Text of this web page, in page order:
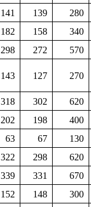
141 139 280
182 158 340
298 272 570
143 127 270
318 302 620
202 198 400
63 67 130
322 298 620
339 331 670
152 148 300